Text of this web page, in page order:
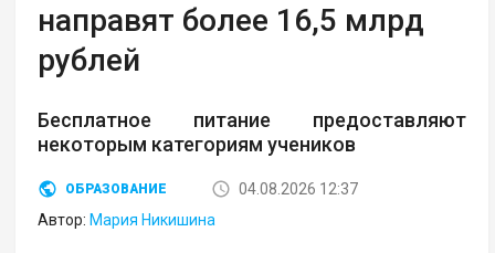
направят более 16,5 млрд
рублей
Бесплатное питание предоставляют
некоторым категориям учеников
ОБРАЗОВАНИЕ
04.08.2026 12:37
Автор: Мария Никишина